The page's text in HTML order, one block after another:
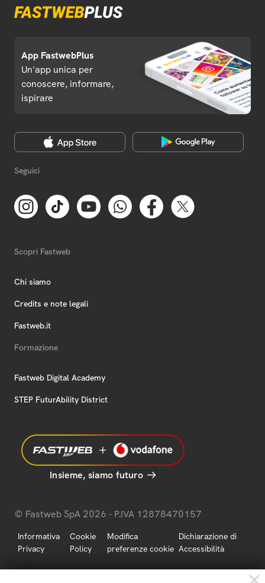
App FastwebPlus
Un'app unica per
conoscere, informare,
ispirare
Seguici
Scopri Fastweb
Chi siamo
Credits e note legali
Fastweb.it
Formazione
Fastweb Digital Academy
STEP FuturAbility District
Insieme, siamo futuro
© Fastweb SpA 2026 - P.IVA 12878470157
Informativa
Privacy
Cookie
Policy
Modifica
preferenze cookie
Dichiarazione di
Accessibilità